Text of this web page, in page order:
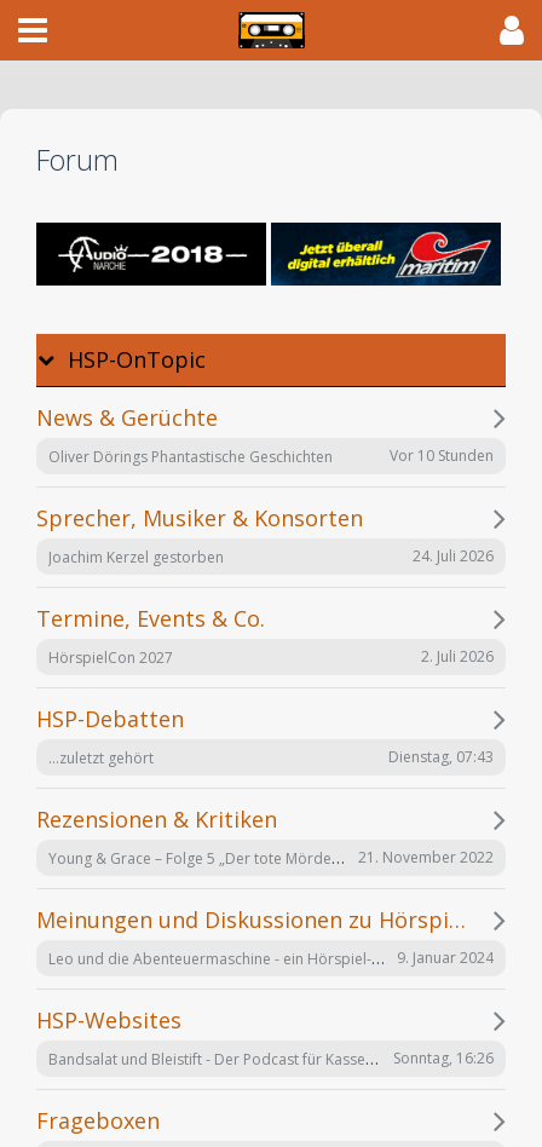
Forum
HSP-OnTopic
News & Gerüchte
Oliver Dörings Phantastische Geschichten Vor 10 Stunden
Sprecher, Musiker & Konsorten
Joachim Kerzel gestorben 24. Juli 2026
Termine, Events & Co.
HörspielCon 2027 2. Juli 2026
HSP-Debatten
...zuletzt gehört Dienstag, 07:43
Rezensionen & Kritiken
Young & Grace – Folge 5 „Der tote Mörder“ von TOS Hörfabrik 21. November 2022
Meinungen und Diskussionen zu Hörspielen und Hörbüchern
Leo und die Abenteuermaschine - ein Hörspiel-Desaster mit Happy End 9. Januar 2024
HSP-Websites
Bandsalat und Bleistift - Der Podcast für Kassetten-Kinder Sonntag, 16:26
Frageboxen